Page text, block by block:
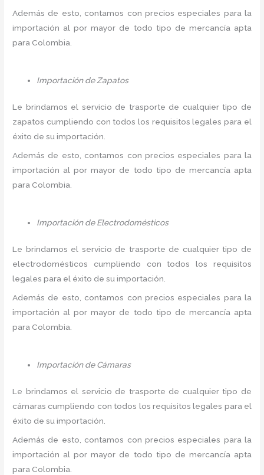
Además de esto, contamos con precios especiales para la
importación al por mayor de todo tipo de mercancía apta
para Colombia.
Importación de Zapatos
Le brindamos el servicio de trasporte de cualquier tipo de
zapatos cumpliendo con todos los requisitos legales para el
éxito de su importación.
Además de esto, contamos con precios especiales para la
importación al por mayor de todo tipo de mercancía apta
para Colombia.
Importación de Electrodomésticos
Le brindamos el servicio de trasporte de cualquier tipo de
electrodomésticos cumpliendo con todos los requisitos
legales para el éxito de su importación.
Además de esto, contamos con precios especiales para la
importación al por mayor de todo tipo de mercancía apta
para Colombia.
Importación de Cámaras
Le brindamos el servicio de trasporte de cualquier tipo de
cámaras cumpliendo con todos los requisitos legales para el
éxito de su importación.
Además de esto, contamos con precios especiales para la
importación al por mayor de todo tipo de mercancía apta
para Colombia.